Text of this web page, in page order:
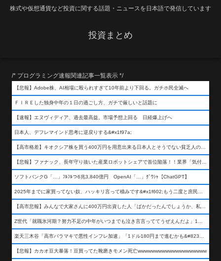
株式や仮想通貨など投資に関する話題・ニュースを日本語で発信しています
投資まとめ
/* プログラミング速報関連記事一覧表示 */
【悲報】Adobe株、AI相場に殴られすぎて10年前より下回る。ガチホ民全滅へ
ＦＩＲＥした独身中年の１日の過ごし方、ガチで厳しいと話題に
【速報】エヌヴィディア、過去最高益。市場予想上回る 日経爆上げへ
日本人、デフレマインド思考に逆戻りする&#x1f97a;
【高市格差】キオクシア株を買う400万円を用意出来る日本人とそうでない貧乏人の差が超広まるって事よ
【悲報】ファナック、長年守り抜いた産業ロボットシェアで首位陥落！！業界「気付いたら一気に抜かれていた…」
ソフトバンクG「…」ﾌﾙﾌﾙつ6兆3,840億円 OpenAI「…」ｸﾞﾜｼｬ【ChatGPT】
2025年までに家買ってない奴、ハッキリ言って積みです&#x1f602;もう二度と庶民が買える値段になりません&#x1f602;&#x1f602;&#x1f602;
【高市悲報】みんなで大家さんに400万円出資した人「ばかだったんでしょうか、私は&#x1f622;」
Z世代「就職氷河期？努力不足の中年がいつまでも泣き言言っててうぜえんだよ」1万いいね
楽天三木谷「高市バラマキで悪性インフレ加速」「1ドル180円まで進むかも&#8230;もう看過できない」
【悲報】カカオ豆大暴落！豆買ってた靴磨きモメン死亡wwwwwwwwwwwwwwwwwwww